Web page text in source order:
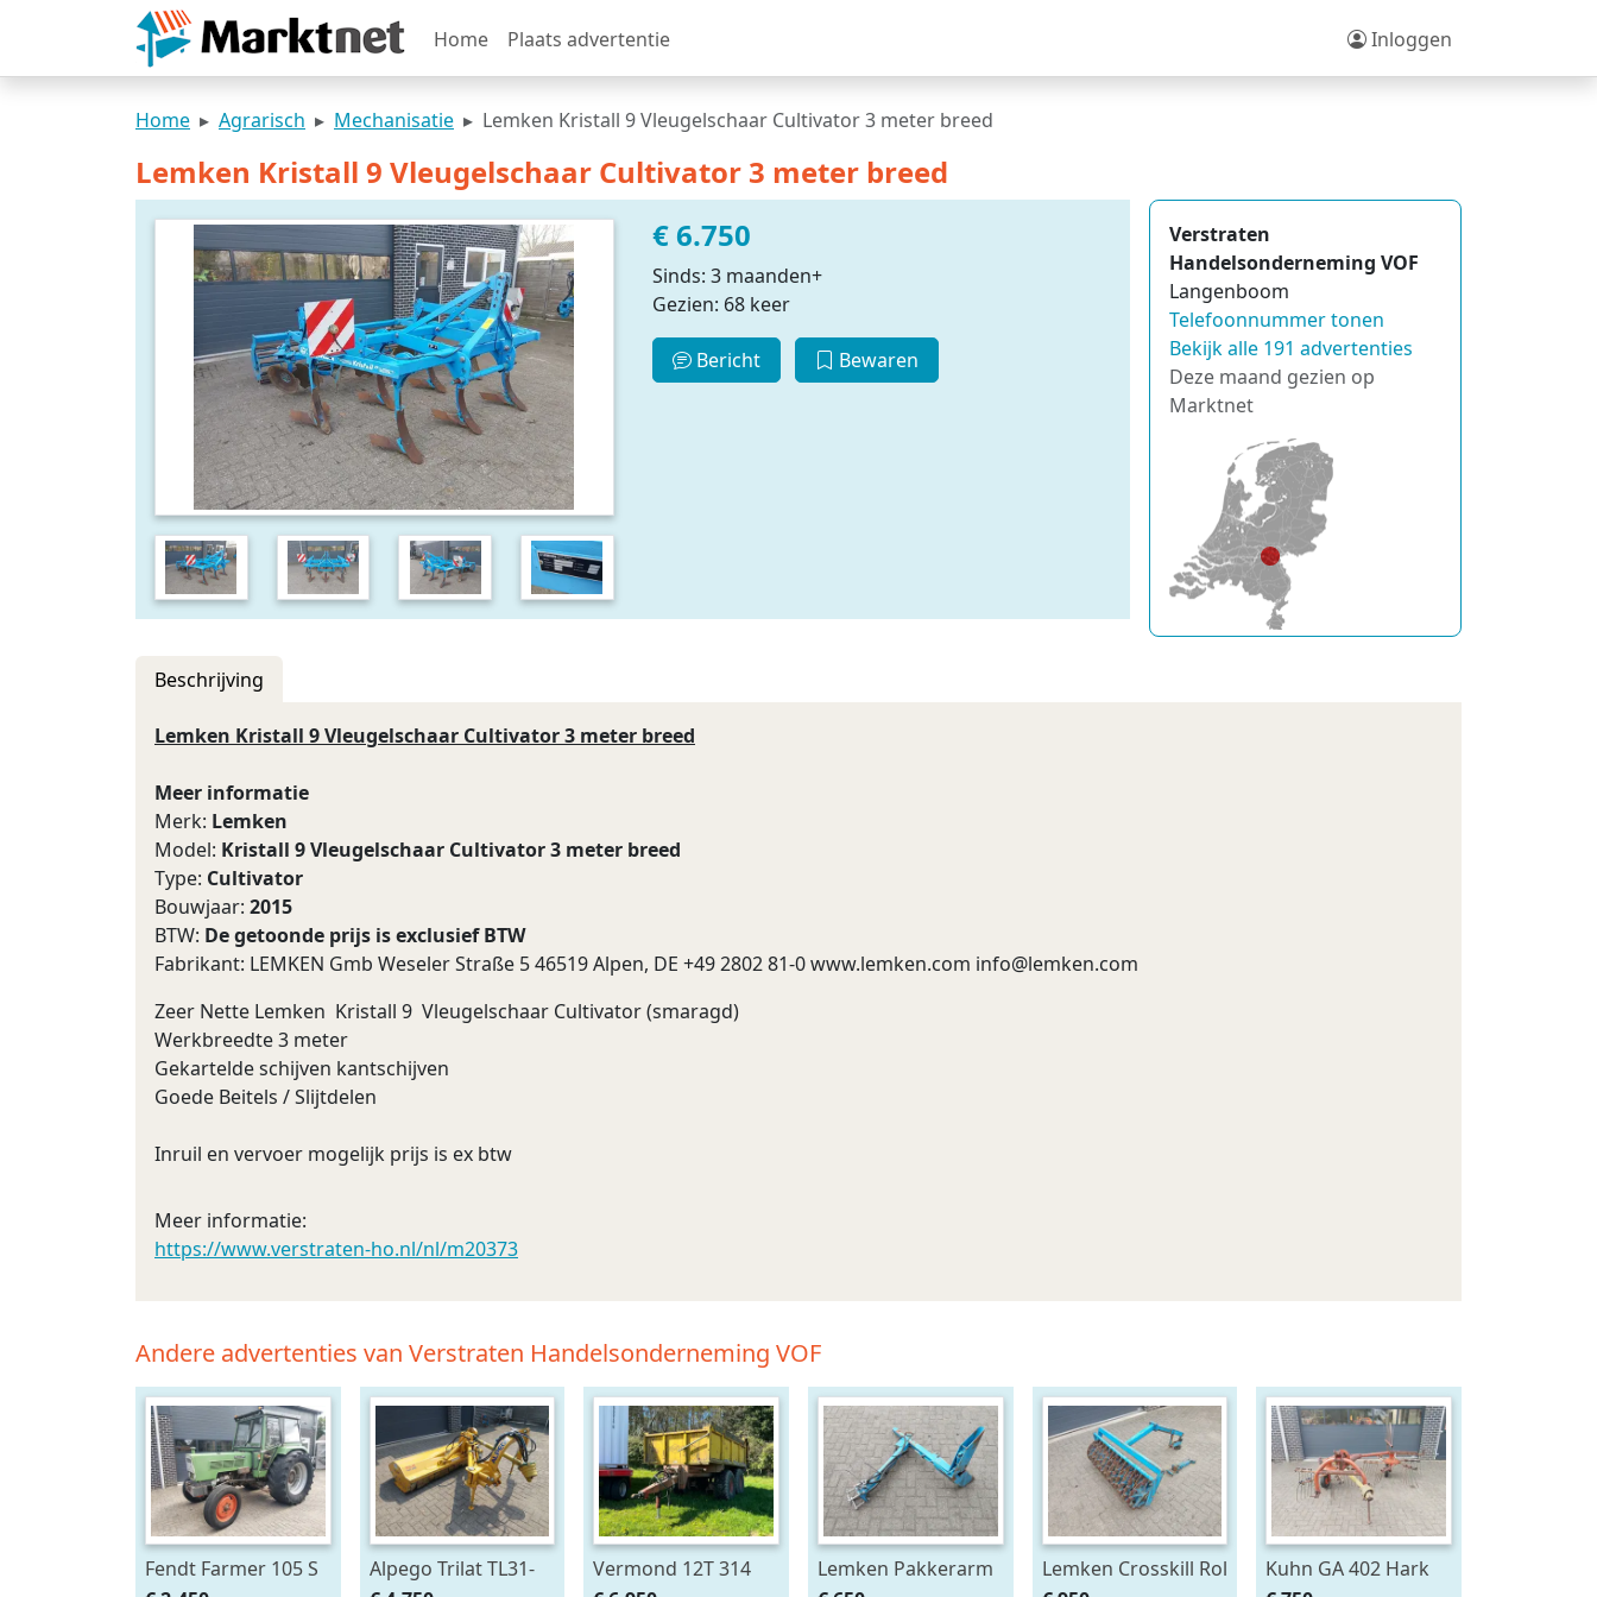
Home Plaats advertentie Inloggen
Home Agrarisch Mechanisatie Lemken Kristall 9 Vleugelschaar Cultivator 3 meter breed
Lemken Kristall 9 Vleugelschaar Cultivator 3 meter breed
€ 6.750
Sinds: 3 maanden+
Gezien: 68 keer
Bericht Bewaren
Verstraten
Handelsonderneming VOF
Langenboom
Telefoonnummer tonen
Bekijk alle 191 advertenties
Deze maand gezien op
Marktnet
Beschrijving
Lemken Kristall 9 Vleugelschaar Cultivator 3 meter breed
Meer informatie
Merk: Lemken
Model: Kristall 9 Vleugelschaar Cultivator 3 meter breed
Type: Cultivator
Bouwjaar: 2015
BTW: De getoonde prijs is exclusief BTW
Fabrikant: LEMKEN Gmb Weseler Straße 5 46519 Alpen, DE +49 2802 81-0 www.lemken.com info@lemken.com
Zeer Nette Lemken Kristall 9 Vleugelschaar Cultivator (smaragd)
Werkbreedte 3 meter
Gekartelde schijven kantschijven
Goede Beitels / Slijtdelen
Inruil en vervoer mogelijk prijs is ex btw
Meer informatie:
https://www.verstraten-ho.nl/nl/m20373
Andere advertenties van Verstraten Handelsonderneming VOF
Fendt Farmer 105 S
Alpego Trilat TL31-
Vermond 12T 314
Lemken Pakkerarm
Lemken Crosskill Rol
Kuhn GA 402 Hark